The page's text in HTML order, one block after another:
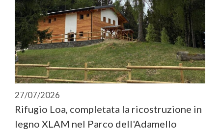
27/07/2026
Rifugio Loa, completata la ricostruzione in
legno XLAM nel Parco dell'Adamello